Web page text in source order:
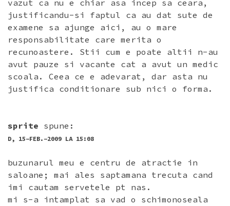
vazut ca nu e chiar asa incep sa ceara,
justificandu-si faptul ca au dat sute de
examene sa ajunge aici, au o mare
responsabilitate care merita o
recunoastere. Stii cum e poate altii n-au
avut pauze si vacante cat a avut un medic
scoala. Ceea ce e adevarat, dar asta nu
justifica conditionare sub nici o forma.
sprite spune:
D, 15-FEB.-2009 LA 15:08
buzunarul meu e centru de atractie in
saloane; mai ales saptamana trecuta cand
imi cautam servetele pt nas.
mi s-a intamplat sa vad o schimonoseala